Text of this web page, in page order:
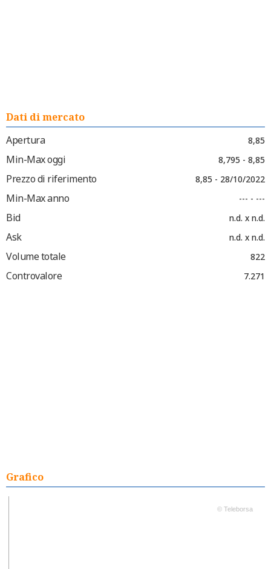
Dati di mercato
Apertura
8,85
Min-Max oggi 8,795 - 8,85
Prezzo di riferimento 8,85 - 28/10/2022
Min-Max anno --- - ---
Bid n.d. x n.d.
Ask n.d. x n.d.
Volume totale 822
Controvalore 7.271
Grafico
© Teleborsa